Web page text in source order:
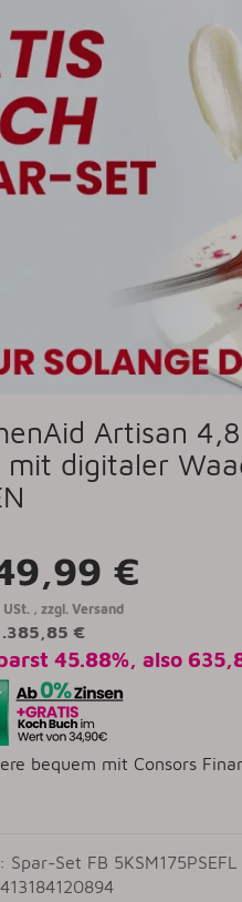
Artisan
mit digitaler
€
, zzgl. Versand
€
45.88%, also
bequem mit Consors
Set FB 5KSM175PSEFL